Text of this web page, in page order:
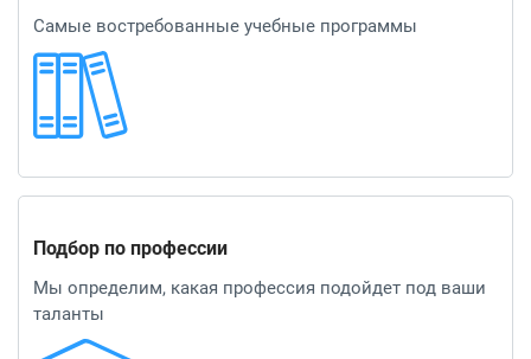
Самые востребованные учебные программы
Подбор по профессии
Мы определим, какая профессия подойдет под ваши
таланты